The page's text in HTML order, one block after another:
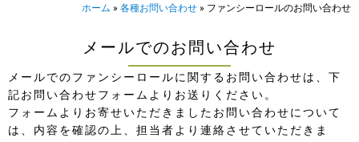
ホーム » 各種お問い合わせ» ファンシーロールのお問い合わせ
メールでのお問い合わせ
メールでのファンシーロールに関するお問い合わせは、下
記お問い合わせフォームよりお送りください。
フォームよりお寄せいただきましたお問い合わせについて
は、内容を確認の上、担当者より連絡させていただきま